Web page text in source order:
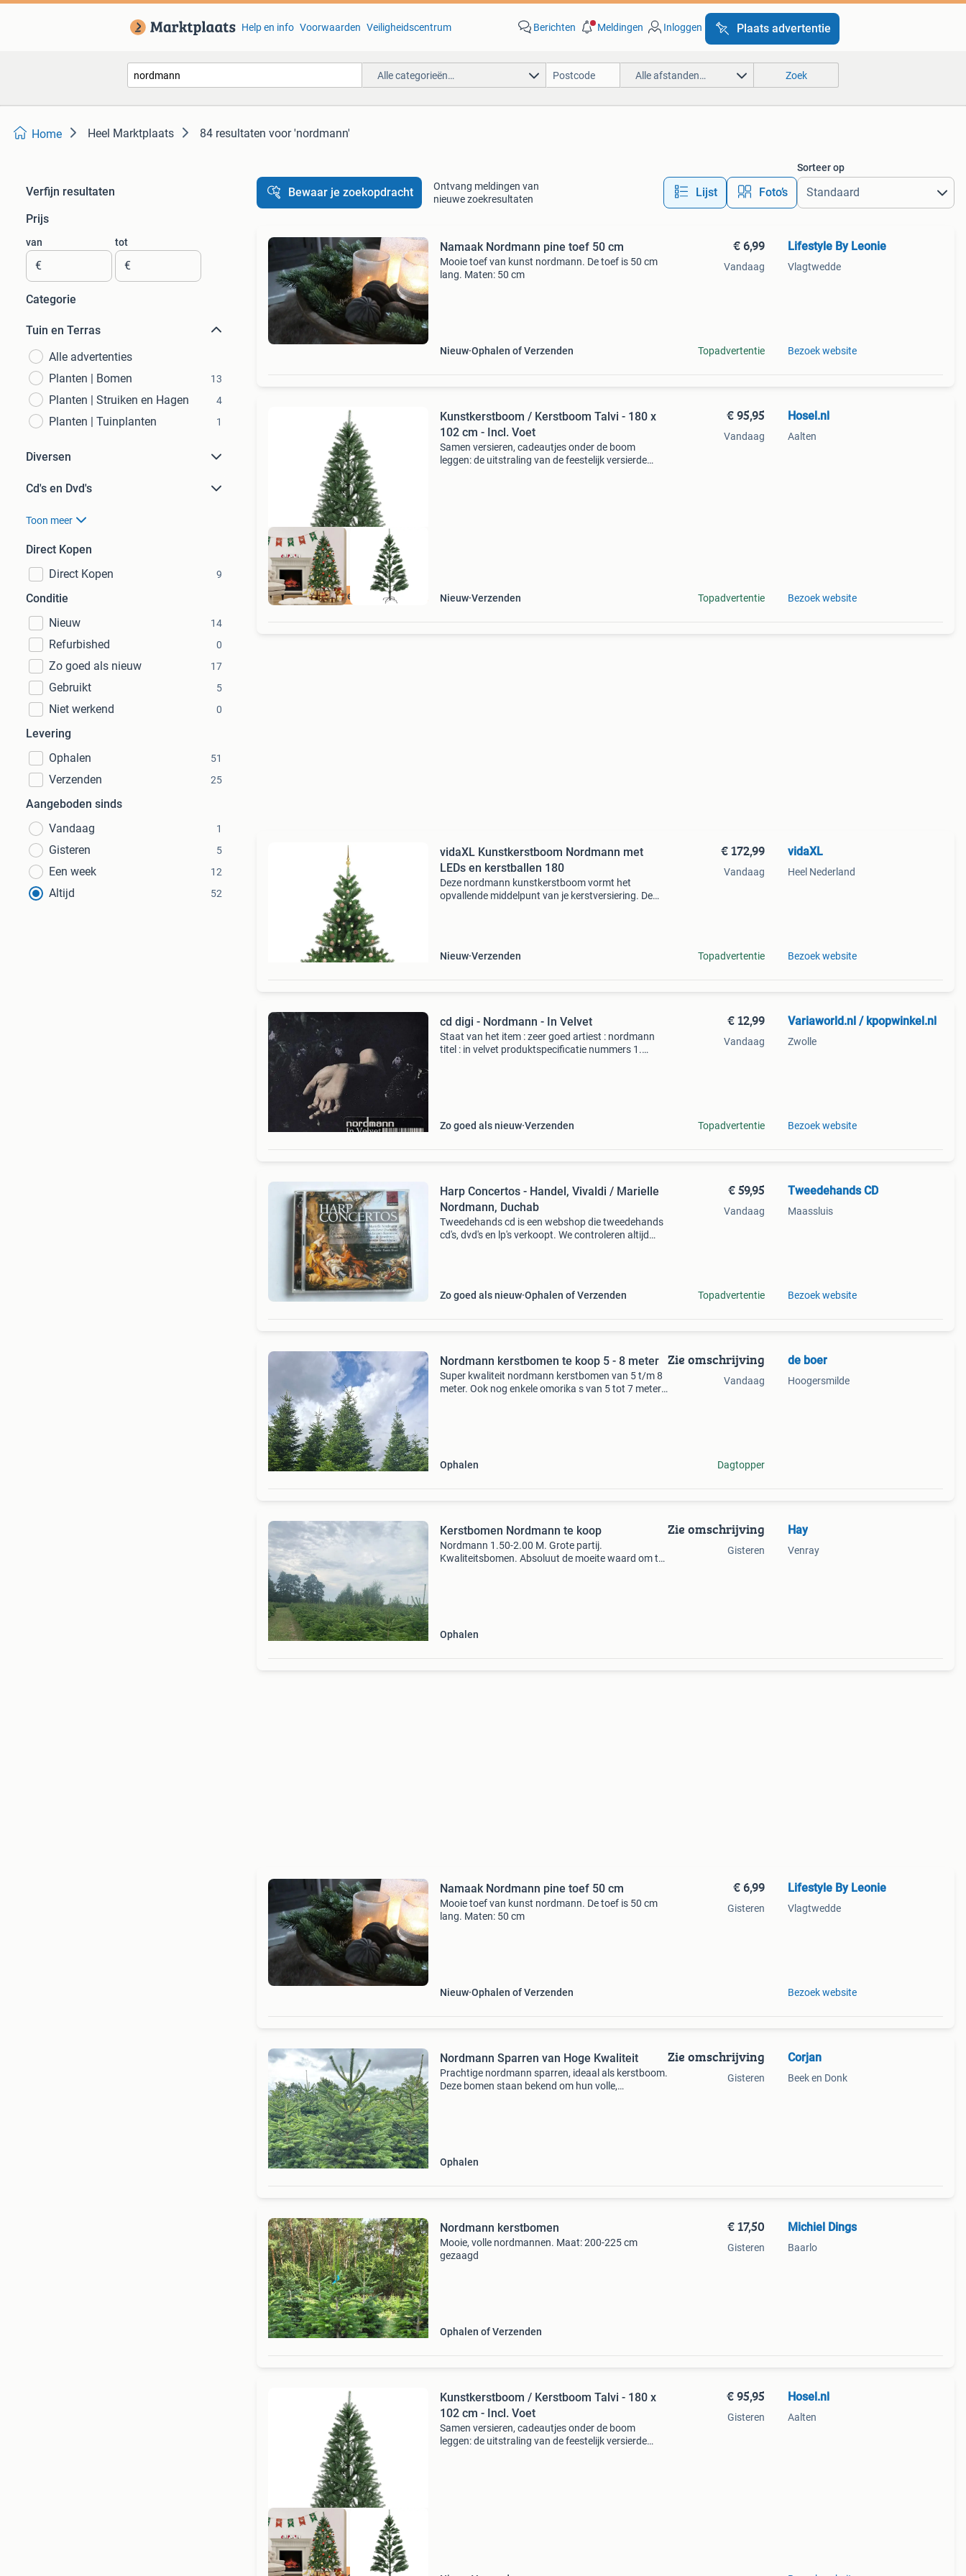
Help en info Voorwaarden Veiligheidscentrum Berichten Meldingen Inloggen Plaats advertentie
Alle categorieën… Alle afstanden… Zoek
Home Heel Marktplaats 84 resultaten voor 'nordmann'
Verfijn resultaten
Prijs
van
€
tot
€
Categorie
Tuin en Terras
Alle advertenties
Planten | Bomen
13
Planten | Struiken en Hagen 4
Planten | Tuinplanten 1
Diversen
Cd's en Dvd's
Toon meer
Direct Kopen
Direct Kopen
9
Conditie
Nieuw
14
Refurbished 0
Zo goed als nieuw 17
Gebruikt 5
Niet werkend 0
Levering
Ophalen
51
Verzenden 25
Aangeboden sinds
Vandaag
1
Gisteren 5
Een week 12
Altijd 52
Bewaar je zoekopdracht
Ontvang meldingen van
nieuwe zoekresultaten
Lijst Foto’s
Sorteer op
Namaak Nordmann pine toef 50 cm
Mooie toef van kunst nordmann. De toef is 50 cm
lang. Maten: 50 cm
Nieuw Ophalen of Verzenden
€ 6,99
Vandaag
Topadvertentie
Lifestyle By Leonie
Vlagtwedde
Bezoek website
Geen verzendkosten
Kunstkerstboom / Kerstboom Talvi - 180 x
102 cm - Incl. Voet
Samen versieren, cadeautjes onder de boom
leggen: de uitstraling van de feestelijk versierde
Nieuw Verzenden
€ 95,95
Vandaag
Topadvertentie
Hosel.nl
Aalten
Bezoek website
vidaXL Kunstkerstboom Nordmann met
LEDs en kerstballen 180
Deze nordmann kunstkerstboom vormt het
opvallende middelpunt van je kerstversiering. De
Nieuw Verzenden
€ 172,99
Vandaag
Topadvertentie
vidaXL
Heel Nederland
Bezoek website
cd digi - Nordmann - In Velvet
Staat van het item : zeer goed artiest : nordmann
titel : in velvet produktspecificatie nummers 1.
Zo goed als nieuw Verzenden
€ 12,99
Vandaag
Topadvertentie
Variaworld.nl / kpopwinkel.nl
Zwolle
Bezoek website
Harp Concertos - Handel, Vivaldi / Marielle
Nordmann, Duchab
Tweedehands cd is een webshop die tweedehands
cd's, dvd's en lp's verkoopt. We controleren altijd
Zo goed als nieuw Ophalen of Verzenden
€ 59,95
Vandaag
Topadvertentie
Tweedehands CD
Maassluis
Bezoek website
Nordmann kerstbomen te koop 5 - 8 meter
Super kwaliteit nordmann kerstbomen van 5 t/m 8
meter. Ook nog enkele omorika s van 5 tot 7 meter.
Ophalen
Zie omschrijving
Vandaag
Dagtopper
de boer
Hoogersmilde
Kerstbomen Nordmann te koop
Nordmann 1.50-2.00 M. Grote partij.
Kwaliteitsbomen. Absoluut de moeite waard om te
Ophalen
Zie omschrijving
Gisteren
Hay
Venray
Namaak Nordmann pine toef 50 cm
Mooie toef van kunst nordmann. De toef is 50 cm
lang. Maten: 50 cm
Nieuw Ophalen of Verzenden
€ 6,99
Gisteren
Lifestyle By Leonie
Vlagtwedde
Bezoek website
Nordmann Sparren van Hoge Kwaliteit
Prachtige nordmann sparren, ideaal als kerstboom.
Deze bomen staan bekend om hun volle,
Ophalen
Zie omschrijving
Gisteren
Corjan
Beek en Donk
Nordmann kerstbomen
Mooie, volle nordmannen. Maat: 200-225 cm
gezaagd
Ophalen of Verzenden
€ 17,50
Gisteren
Michiel Dings
Baarlo
Kunstkerstboom / Kerstboom Talvi - 180 x
102 cm - Incl. Voet
Samen versieren, cadeautjes onder de boom
leggen: de uitstraling van de feestelijk versierde
€ 95,95
Gisteren
Hosel.nl
Aalten